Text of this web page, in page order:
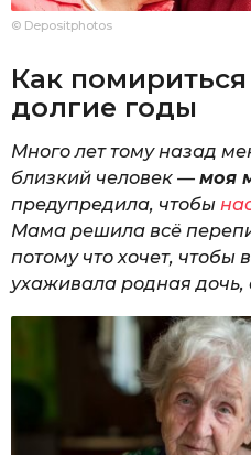
© Depositphotos
Как
долгие годы
Много лет тому назад
близкий человек — моя
предупредила, чтобы
Мама решила всё
потому что хочет, чтобы
ухаживала родная дочь,